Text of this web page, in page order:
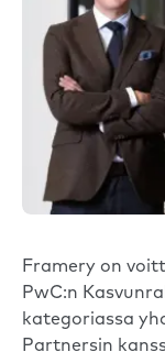
Framery on
PwC:n
kategoriassa
Partnersin